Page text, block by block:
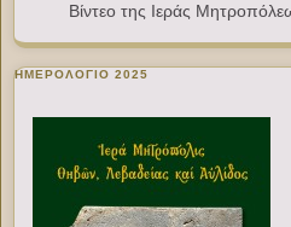
Βίντεο της Ιεράς
ΗΜΕΡΟΛΟΓΙΟ 2025